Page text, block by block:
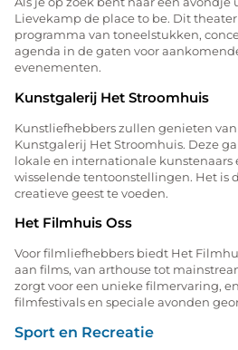
Lievekamp de place to be. Dit
programma van toneelstukken,
agenda in de gaten voor
evenementen.
Kunstgalerij Het Stroomhuis
Kunstliefhebbers zullen genieten
Kunstgalerij Het Stroomhuis. Deze
lokale en internationale
wisselende tentoonstellingen. Het is
creatieve geest te voeden.
Het Filmhuis Oss
Voor filmliefhebbers biedt Het
aan films, van arthouse tot
zorgt voor een unieke filmervaring,
filmfestivals en speciale avonden
Sport en Recreatie